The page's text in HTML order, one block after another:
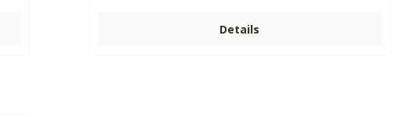
Details